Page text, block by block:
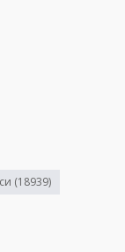
(18939)